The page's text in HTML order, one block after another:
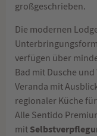
großgeschrieben.
Die modernen
verfügen über
Bad mit Dusche
Veranda mit
regionaler Küche
Alle Sentido
mit